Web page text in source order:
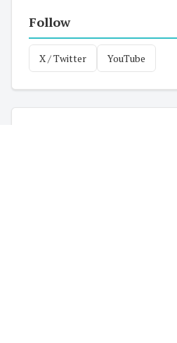
Follow
X / Twitter YouTube